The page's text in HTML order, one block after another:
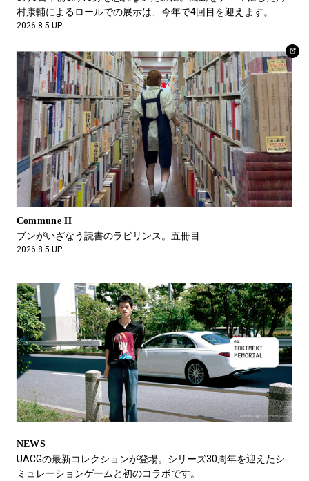
村康輔によるロールでの展示は、今年で4回目を迎えます。
2026.8.5 UP
Commune H
ブンがいざなう読書のラビリンス。五冊目
2026.8.5 UP
NEWS
UACGの最新コレクションが登場。シリーズ30周年を迎えたシ
ミュレーションゲームと初のコラボです。
NEWS
「キャノピーbyヒルトン沖縄宮古島リゾート」堂々開業。ヒル
トン・アメックスカードならではのお得な特典で、ホテルステ
イをより有意義に！
2026.6.30 UP
FEATURE
夏だけど、バブアー。
2026.6.26 UP